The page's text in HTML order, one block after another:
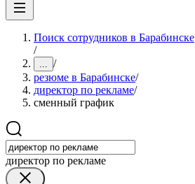
Поиск сотрудников в Барабинске
/
... /
резюме в Барабинске/
директор по рекламе/
сменный график
директор по рекламе